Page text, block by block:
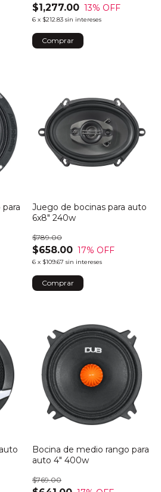
$1,277.00 13% OFF
6 x $212.83 sin intereses
Juego de bocinas para auto
6x8" 240w
$658.00
$789.00
17% OFF
6 x $109.67 sin intereses
Bocina de medio rango para
auto 4" 400w
$769.00